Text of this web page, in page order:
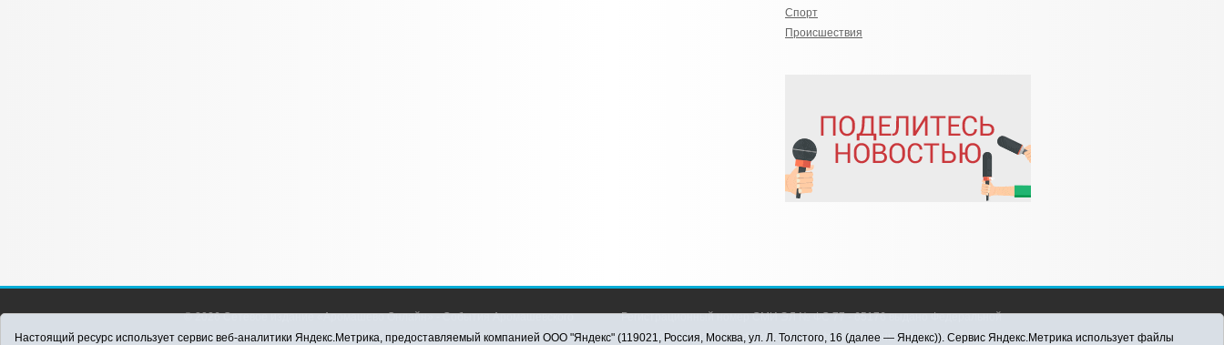
Спорт
Происшествия
© 2026 Сетевое издание «Аромашево Онлайн» - События Аромашевского
района. Для детей старше 16 лет. Все права защищены © При использовании
Регистрационный номер СМИ ЭЛ № ФС 77 - 65176 выдано Федеральной
службой по надзору в сфере связи, информационных технологий и массовых
Настоящий ресурс использует сервис веб-аналитики Яндекс.Метрика, предоставляемый компанией ООО "Яндекс" (119021, Россия, Москва, ул. Л. Толстого, 16 (далее — Яндекс)). Сервис Яндекс.Метрика использует файлы